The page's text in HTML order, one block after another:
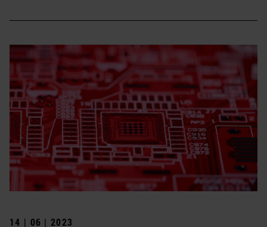
14 | 06 | 2023